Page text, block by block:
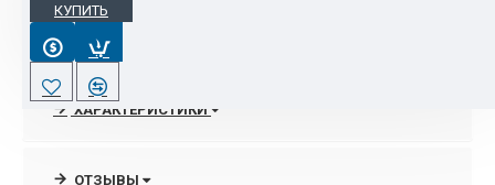
КУПИТЬ
Фотоэлемент для автоматического пуска и
остановки
Современные органы управления и световые
ХАРАКТЕРИСТИКИ
ОТЗЫВЫ